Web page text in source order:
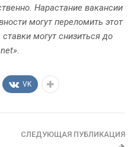
Нарастание вакансии
могут переломить этот
могут снизиться до
.
VK
СЛЕДУЮЩАЯ ПУБЛИКАЦИЯ